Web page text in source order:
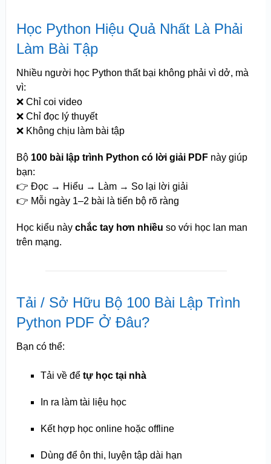
Học Python Hiệu Quả Nhất Là Phải
Làm Bài Tập
Nhiều người học Python thất bại không phải vì dở, mà
vì:
❌ Chỉ coi video
❌ Chỉ đọc lý thuyết
❌ Không chịu làm bài tập
Bộ 100 bài lập trình Python có lời giải PDFnày giúp
bạn:
👉 Đọc → Hiểu → Làm → So lại lời giải
👉 Mỗi ngày 1–2 bài là tiến bộ rõ ràng
Học kiểu này chắc tay hơn nhiều so với học lan man
trên mạng.
Tải / Sở Hữu Bộ 100 Bài Lập Trình
Python PDF Ở Đâu?
Bạn có thể:
Tải về để tự học tại nhà
In ra làm tài liệu học
Kết hợp học online hoặc offline
Dùng để ôn thi, luyện tập dài hạn